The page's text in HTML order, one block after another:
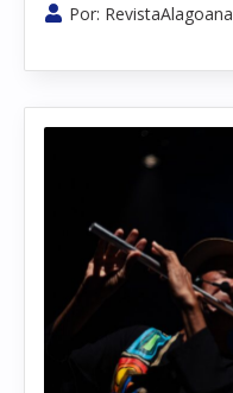
Por: RevistaAlagoana